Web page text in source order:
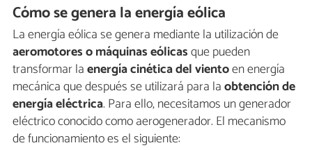
Cómo se genera la energía eólica
La energía eólica se genera mediante la utilización de
aeromotores o máquinas eólicasque pueden
transformar laenergía cinética del vientoen energía
mecánica que después se utilizará para laobtención de
energía eléctrica. Para ello, necesitamos un generador
eléctrico conocido como aerogenerador. El mecanismo
de funcionamiento es el siguiente: